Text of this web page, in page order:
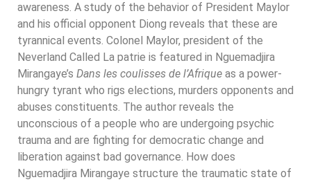
awareness. A study of the behavior of President Maylor
and his official opponent Diong reveals that these are
tyrannical events. Colonel Maylor, president of the
Neverland Called La patrie is featured in Nguemadjira
Mirangaye’s Dans les coulisses de l’Afrique as a power-
hungry tyrant who rigs elections, murders opponents and
abuses constituents. The author reveals the
unconscious of a people who are undergoing psychic
trauma and are fighting for democratic change and
liberation against bad governance. How does
Nguemadjira Mirangaye structure the traumatic state of